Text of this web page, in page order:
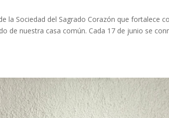
la Sociedad del Sagrado Corazón que fortalece
de nuestra casa común. Cada 17 de junio se